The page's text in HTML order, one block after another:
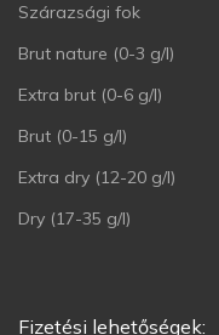
Szárazsági fok
Brut nature (0-3 g/l)
Extra brut (0-6 g/l)
Brut (0-15 g/l)
Extra dry (12-20 g/l)
Dry (17-35 g/l)
Fizetési lehetőségek: